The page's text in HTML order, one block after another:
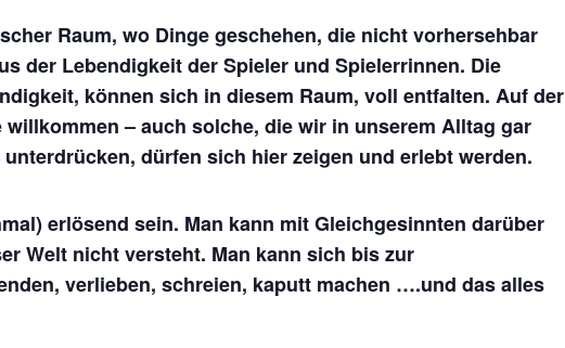
Raum, wo Dinge geschehen, die nicht vorhersehbar
der Lebendigkeit der Spieler und Spielerrinnen. Die
können sich in diesem Raum, voll entfalten. Auf der
– auch solche, die wir in unserem Alltag gar
dürfen sich hier zeigen und erlebt werden.
erlösend sein. Man kann mit Gleichgesinnten darüber
Welt nicht versteht. Man kann sich bis zur
verlieben, schreien, kaputt machen ….und das alles